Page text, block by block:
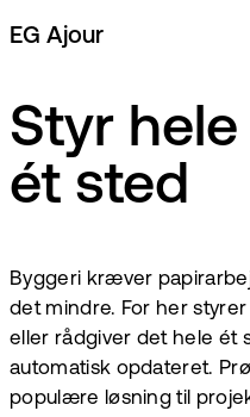
EG Ajour
Styr
ét sted
Byggeri kræver
det mindre. For her
eller rådgiver det hele ét
automatisk opdateret.
populære løsning til